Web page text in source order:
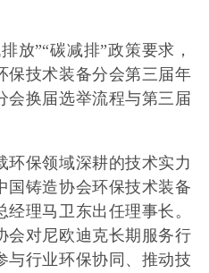
放”“碳减排”政策要求，
保技术装备分会第三届年
会换届选举流程与第三届
环保领域深耕的技术实力
国铸造协会环保技术装备
理马卫东出任理事长。
会对尼欧迪克长期服务行
与行业环保协同、推动技